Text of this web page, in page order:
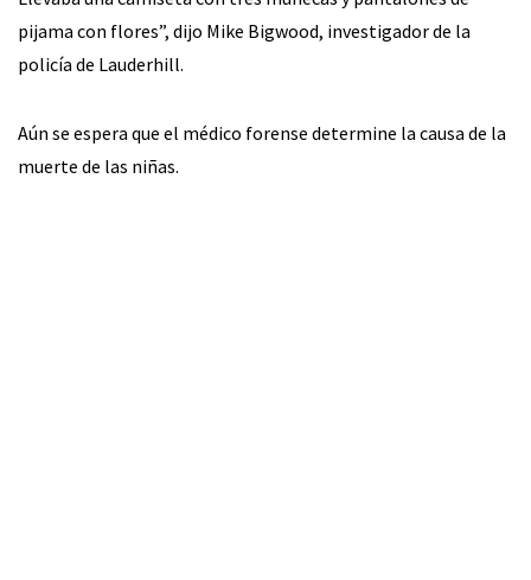
pijama con flores”, dijo Mike Bigwood, investigador de la
policía de Lauderhill.
Aún se espera que el médico forense determine la causa de la
muerte de las niñas.